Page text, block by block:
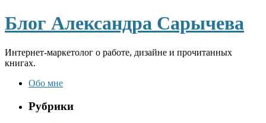
Блог Александра Сарычева
Интернет-маркетолог о работе, дизайне и прочитанных
книгах.
Обо мне
Рубрики